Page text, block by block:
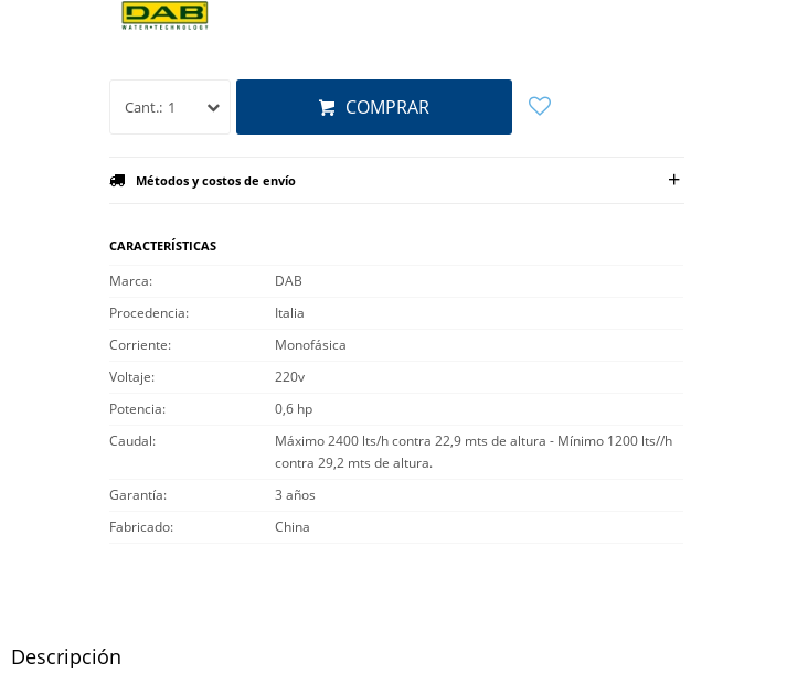
1 COMPRAR
Métodos y costos de envío
CARACTERÍSTICAS
Marca
DAB
Procedencia
Italia
Corriente
Monofásica
Voltaje
220v
Potencia
0,6 hp
Caudal
Máximo 2400 lts/h contra 22,9 mts de altura - Mínimo 1200 lts//h
contra 29,2 mts de altura.
Garantía
3 años
Fabricado
China
Descripción